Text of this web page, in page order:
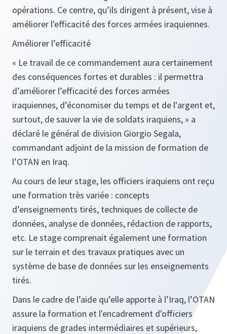
opérations. Ce centre, qu’ils dirigent à présent, vise à
améliorer l'efficacité des forces armées iraquiennes.
Améliorer l’efficacité
« Le travail de ce commandement aura certainement
des conséquences fortes et durables : il permettra
d’améliorer l’efficacité des forces armées
iraquiennes, d’économiser du temps et de l'argent et,
surtout, de sauver la vie de soldats iraquiens, » a
déclaré le général de division Giorgio Segala,
commandant adjoint de la mission de formation de
l’OTAN en Iraq.
Au cours de leur stage, les officiers iraquiens ont reçu
une formation très variée : concepts
d’enseignements tirés, techniques de collecte de
données, analyse de données, rédaction de rapports,
etc. Le stage comprenait également une formation
sur le terrain et des travaux pratiques avec un
système de base de données sur les enseignements
tirés.
Dans le cadre de l’aide qu’elle apporte à l’Iraq, l’OTAN
assure la formation et l'encadrement d'officiers
iraquiens de grades intermédiaires et supérieurs,